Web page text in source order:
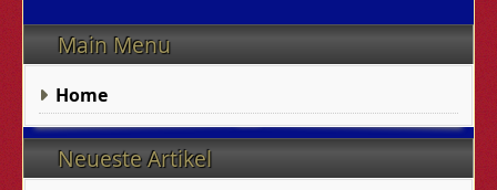
Main Menu
Home
Neueste Artikel